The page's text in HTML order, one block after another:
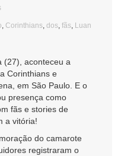
Corinthians dos fãs Luan
(27), aconteceu a
Corinthians e
em São Paulo. E o
presença como
fãs e stories de
a vitória!
do camarote
registraram o